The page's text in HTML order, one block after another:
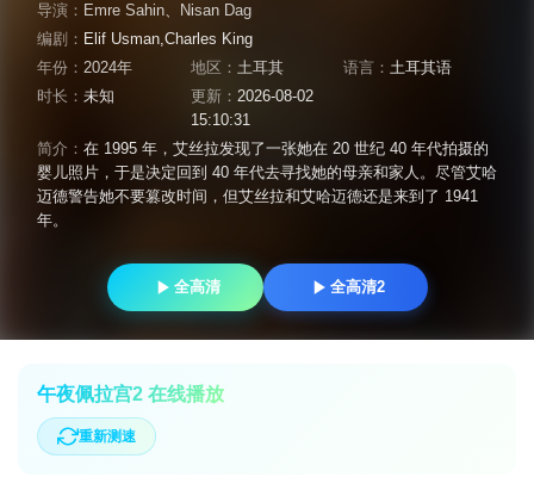
导演： Emre Sahin、
Nisan Dag
编剧： Elif Usman,Charles King
年份： 2024年 地区： 土耳其 语言：土耳其语
时长： 未知 更新： 2026-08-02
15:10:31
简介： 在 1995 年，艾丝拉发现了一张她在 20 世纪 40 年代拍摄的
婴儿照片，于是决定回到 40 年代去寻找她的母亲和家人。尽管艾哈
迈德警告她不要篡改时间，但艾丝拉和艾哈迈德还是来到了 1941
年。
全高清 全高清2
午夜佩拉宫2 在线播放
重新测速